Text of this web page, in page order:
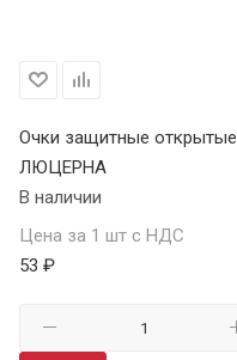
Очки защитные открытые
ЛЮЦЕРНА
В наличии
Цена за 1 шт с НДС
53 ₽